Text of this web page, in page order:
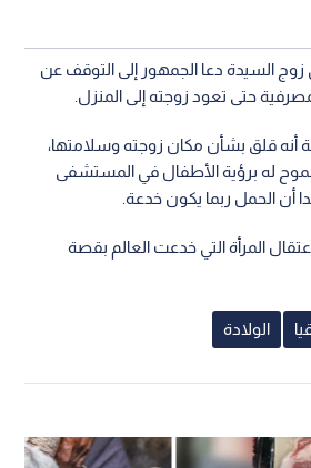
السيدة دعا الجمهور إلى التوقف عن
حتى تعود زوجته إلى المنزل.
أنه قلق بشأن مكان زوجته وسلامتها،
له برؤية الأطفال في المستشفى
أن الحمل ربما يكون خدعة.
المرأة التي خدعت العالم بقصة
الولادة